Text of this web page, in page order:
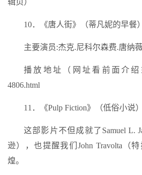
辑页）
10．《唐人街》（蒂凡妮的早餐
主要演员:杰克.尼科尔森费.唐纳
播放地址（网址看前面介绍
4806.html
11．《Pulp Fiction》（低俗小说
这部影片不但成就了Samuel L.
逊），也提醒我们John Travolta（
煌。